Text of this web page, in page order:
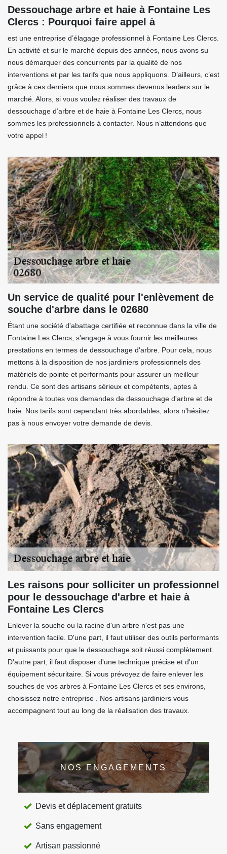
Dessouchage arbre et haie à Fontaine Les
Clercs : Pourquoi faire appel à
est une entreprise d’élagage professionnel à Fontaine Les Clercs.
En activité et sur le marché depuis des années, nous avons su
nous démarquer des concurrents par la qualité de nos
interventions et par les tarifs que nous appliquons. D’ailleurs, c’est
grâce à ces derniers que nous sommes devenus leaders sur le
marché. Alors, si vous voulez réaliser des travaux de
dessouchage d’arbre et de haie à Fontaine Les Clercs, nous
sommes les professionnels à contacter. Nous n’attendons que
votre appel !
Un service de qualité pour l'enlèvement de
souche d'arbre dans le 02680
Étant une société d'abattage certifiée et reconnue dans la ville de
Fontaine Les Clercs, s'engage à vous fournir les meilleures
prestations en termes de dessouchage d'arbre. Pour cela, nous
mettons à la disposition de nos jardiniers professionnels des
matériels de pointe et performants pour assurer un meilleur
rendu. Ce sont des artisans sérieux et compétents, aptes à
répondre à toutes vos demandes de dessouchage d'arbre et de
haie. Nos tarifs sont cependant très abordables, alors n'hésitez
pas à nous envoyer votre demande de devis.
Les raisons pour solliciter un professionnel
pour le dessouchage d'arbre et haie à
Fontaine Les Clercs
Enlever la souche ou la racine d'un arbre n'est pas une
intervention facile. D'une part, il faut utiliser des outils performants
et puissants pour que le dessouchage soit réussi complètement.
D'autre part, il faut disposer d'une technique précise et d'un
équipement sécuritaire. Si vous prévoyez de faire enlever les
souches de vos arbres à Fontaine Les Clercs et ses environs,
choisissez notre entreprise . Nos artisans jardiniers vous
accompagnent tout au long de la réalisation des travaux.
NOS ENGAGEMENTS
Devis et déplacement gratuits
Sans engagement
Artisan passionné